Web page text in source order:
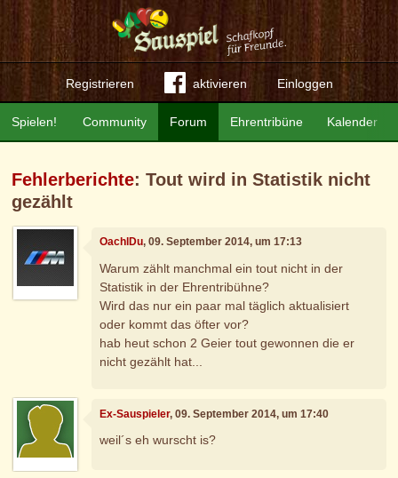
Registrieren aktivieren Einloggen
Community Forum Ehrentribüne Kalender
Spielen!
Fehlerberichte: Tout wird in Statistik nicht
gezählt
OachlDu, 09. September 2014, um 17:13
Warum zählt manchmal ein tout nicht in der
Statistik in der Ehrentribühne?
Wird das nur ein paar mal täglich aktualisiert
oder kommt das öfter vor?
hab heut schon 2 Geier tout gewonnen die er
nicht gezählt hat...
Ex-Sauspieler, 09. September 2014, um 17:40
weil´s eh wurscht is?